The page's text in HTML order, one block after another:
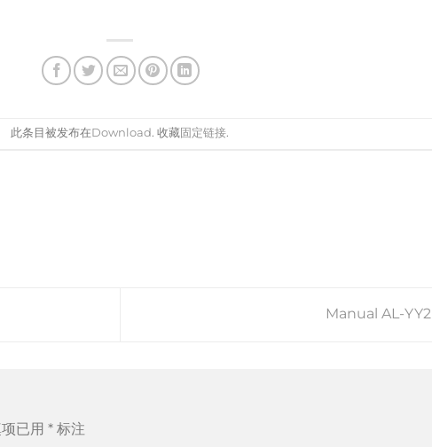
此条目被发布在Download. 收藏固定链接.
Manual AL-YY2
已用 * 标注